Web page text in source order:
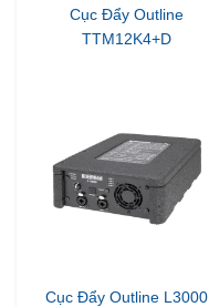
Cục Đẩy Outline
TTM12K4+D
Cục Đẩy Outline L3000